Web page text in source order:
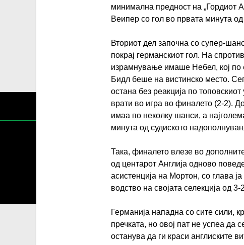
минимална предност на „Гордиот
Веипер со гол во првата минута
Вториот дел започна со супер-
покрај германскиот гол. На
израмнување имаше Небел, кој по
Бидл беше на вистинско место.
остана без реакција по
врати во игра во финалето (2-2).
имаа по неколку шанси, а
минута од судиското
Така, финалето влезе во
од центарот Англија одново
асистенција на Мортон, со глава
водство на својата селекција од 3-
Германија нападна со сите сили,
пречката, но овој пат не успеа да
останува да ги краси англиските
Содржините
За секоја форма на распространување, репродукција или